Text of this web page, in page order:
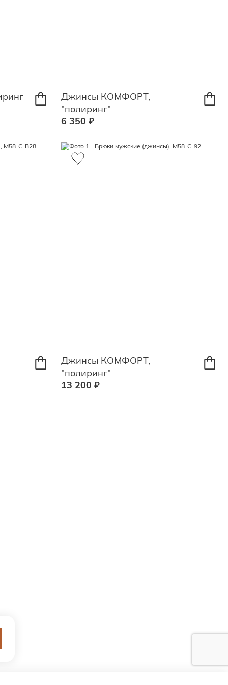
Джинсы КОМФОРТ,
"полиринг"
6 350 ₽
Джинсы КОМФОРТ,
"полиринг"
13 200 ₽